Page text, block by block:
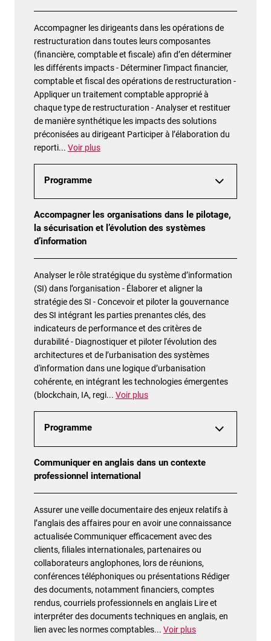
Accompagner les dirigeants dans les opérations de
restructuration dans toutes leurs composantes
(financière, comptable et fiscale) afin d’en déterminer
les différents impacts - Déterminer l'impact financier,
comptable et fiscal des opérations de restructuration -
Appliquer un traitement comptable approprié à
chaque type de restructuration - Analyser et restituer
de manière synthétique les impacts des solutions
préconisées au dirigeant Participer à l’élaboration du
reporti... Voir plus
Programme
Accompagner les organisations dans le pilotage,
la sécurisation et l’évolution des systèmes
d’information
Analyser le rôle stratégique du système d’information
(SI) dans l’organisation - Élaborer et aligner la
stratégie des SI - Concevoir et piloter la gouvernance
des SI intégrant les parties prenantes clés, des
indicateurs de performance et des critères de
durabilité - Diagnostiquer et piloter l'évolution des
architectures et de l’urbanisation des systèmes
d'information dans une logique d’urbanisation
cohérente, en intégrant les technologies émergentes
(blockchain, IA, regi... Voir plus
Programme
Communiquer en anglais dans un contexte
professionnel international
Assurer une veille documentaire des enjeux relatifs à
l’anglais des affaires pour en avoir une connaissance
actualisée Communiquer efficacement avec des
clients, filiales internationales, partenaires ou
collaborateurs anglophones, lors de réunions,
conférences téléphoniques ou présentations Rédiger
des documents, notamment financiers, comptes
rendus, courriels professionnels en anglais Lire et
interpréter des documents techniques en anglais, en
lien avec les normes comptables... Voir plus